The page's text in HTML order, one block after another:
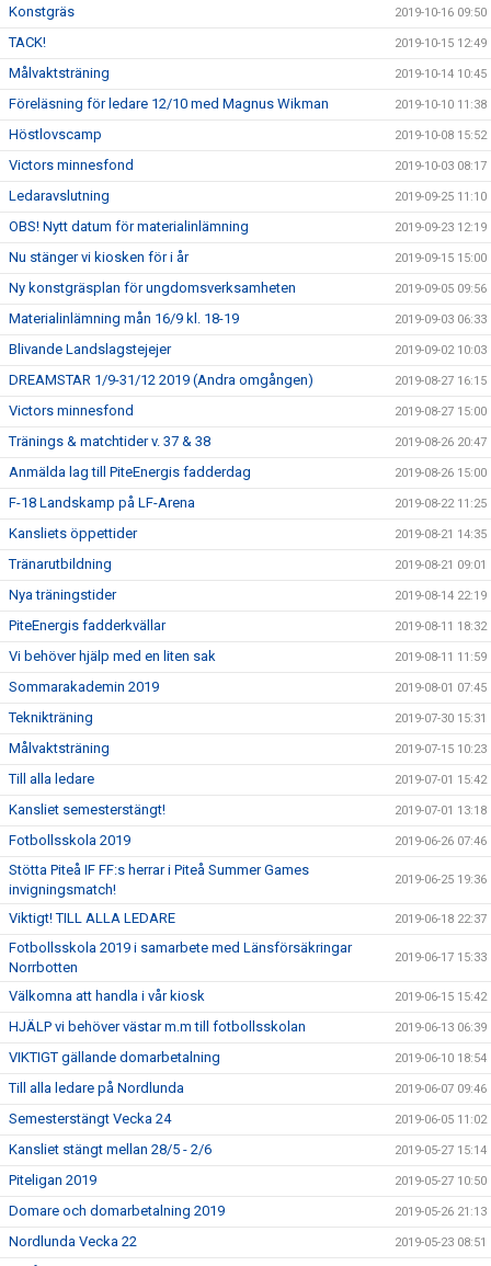
Konstgräs 2019-10-16 09:50
TACK! 2019-10-15 12:49
Målvaktsträning 2019-10-14 10:45
Föreläsning för ledare 12/10 med Magnus Wikman 2019-10-10 11:38
Höstlovscamp 2019-10-08 15:52
Victors minnesfond 2019-10-03 08:17
Ledaravslutning 2019-09-25 11:10
OBS! Nytt datum för materialinlämning 2019-09-23 12:19
Nu stänger vi kiosken för i år 2019-09-15 15:00
Ny konstgräsplan för ungdomsverksamheten 2019-09-05 09:56
Materialinlämning mån 16/9 kl. 18-19 2019-09-03 06:33
Blivande Landslagstejejer 2019-09-02 10:03
DREAMSTAR 1/9-31/12 2019 (Andra omgången) 2019-08-27 16:15
Victors minnesfond 2019-08-27 15:00
Tränings & matchtider v. 37 & 38 2019-08-26 20:47
Anmälda lag till PiteEnergis fadderdag 2019-08-26 15:00
F-18 Landskamp på LF-Arena 2019-08-22 11:25
Kansliets öppettider 2019-08-21 14:35
Tränarutbildning 2019-08-21 09:01
Nya träningstider 2019-08-14 22:19
PiteEnergis fadderkvällar 2019-08-11 18:32
Vi behöver hjälp med en liten sak 2019-08-11 11:59
Sommarakademin 2019 2019-08-01 07:45
Teknikträning 2019-07-30 15:31
Målvaktsträning 2019-07-15 10:23
Till alla ledare 2019-07-01 15:42
Kansliet semesterstängt! 2019-07-01 13:18
Fotbollsskola 2019 2019-06-26 07:46
Stötta Piteå IF FF:s herrar i Piteå Summer Games
invigningsmatch!
2019-06-25 19:36
Viktigt! TILL ALLA LEDARE 2019-06-18 22:37
Fotbollsskola 2019 i samarbete med Länsförsäkringar
Norrbotten
2019-06-17 15:33
Välkomna att handla i vår kiosk 2019-06-15 15:42
HJÄLP vi behöver västar m.m till fotbollsskolan 2019-06-13 06:39
VIKTIGT gällande domarbetalning 2019-06-10 18:54
Till alla ledare på Nordlunda 2019-06-07 09:46
Semesterstängt Vecka 24 2019-06-05 11:02
Kansliet stängt mellan 28/5 - 2/6 2019-05-27 15:14
Piteligan 2019 2019-05-27 10:50
Domare och domarbetalning 2019 2019-05-26 21:13
Nordlunda Vecka 22 2019-05-23 08:51